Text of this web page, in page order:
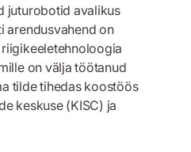
juturobotid avalikus
arendusvahend on
on välja töötanud
tilde tihedas koostöös
keskuse (KISC) ja